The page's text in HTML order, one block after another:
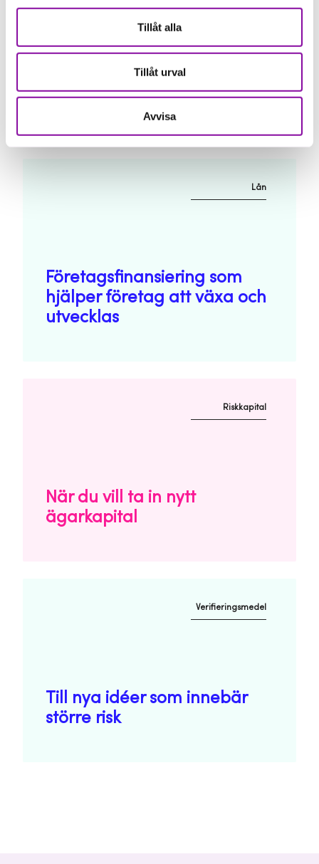
Tillåt alla
Tillåt urval
Avvisa
Almis finansieringsformer
Att driva och utveckla sitt företag kräver kapital. Och
ibland behöver man ta in extern finansiering. Almi
tillsammans med dig hittar vi den bästa lösningen.
Lån
Företagsfinansiering som
hjälper företag att växa och
utvecklas
Riskkapital
När du vill ta in nytt
ägarkapital
Verifieringsmedel
Till nya idéer som innebär
större risk